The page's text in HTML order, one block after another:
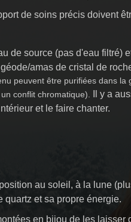
de soins précis doivent
de source (pas d'eau filtré)
amas de cristal de
peuvent être purifiées dans la
conflit chromatique).
Il y a
et le faire chanter.
au soleil, à la lune
quartz et sa propre énergie.
en bijou de les laisser